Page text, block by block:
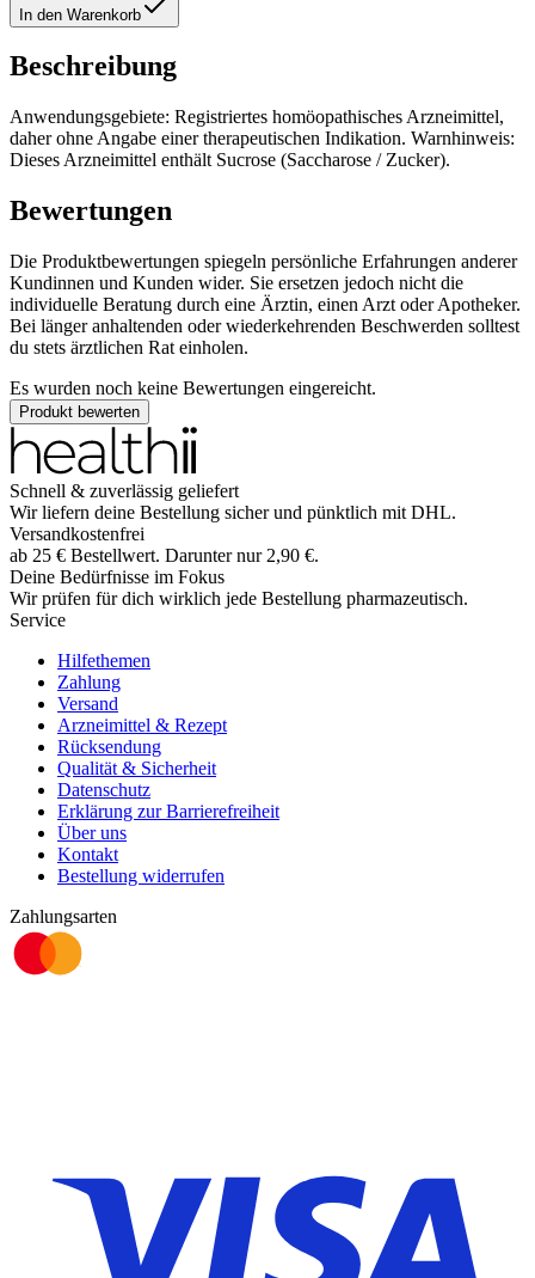
In den Warenkorb
Beschreibung
Anwendungsgebiete: Registriertes homöopathisches Arzneimittel,
daher ohne Angabe einer therapeutischen Indikation. Warnhinweis:
Dieses Arzneimittel enthält Sucrose (Saccharose / Zucker).
Bewertungen
Die Produktbewertungen spiegeln persönliche Erfahrungen anderer
Kundinnen und Kunden wider. Sie ersetzen jedoch nicht die
individuelle Beratung durch eine Ärztin, einen Arzt oder Apotheker.
Bei länger anhaltenden oder wiederkehrenden Beschwerden solltest
du stets ärztlichen Rat einholen.
Es wurden noch keine Bewertungen eingereicht.
Produkt bewerten
Schnell & zuverlässig geliefert
Wir liefern deine Bestellung sicher und pünktlich mit DHL.
Versandkostenfrei
ab 25 € Bestellwert. Darunter nur 2,90 €.
Deine Bedürfnisse im Fokus
Wir prüfen für dich wirklich jede Bestellung pharmazeutisch.
Service
Hilfethemen
Zahlung
Versand
Arzneimittel & Rezept
Rücksendung
Qualität & Sicherheit
Datenschutz
Erklärung zur Barrierefreiheit
Über uns
Kontakt
Bestellung widerrufen
Zahlungsarten